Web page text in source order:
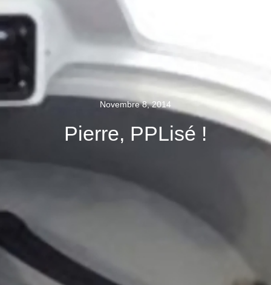
Novembre 8, 2014
Pierre, PPLisé !